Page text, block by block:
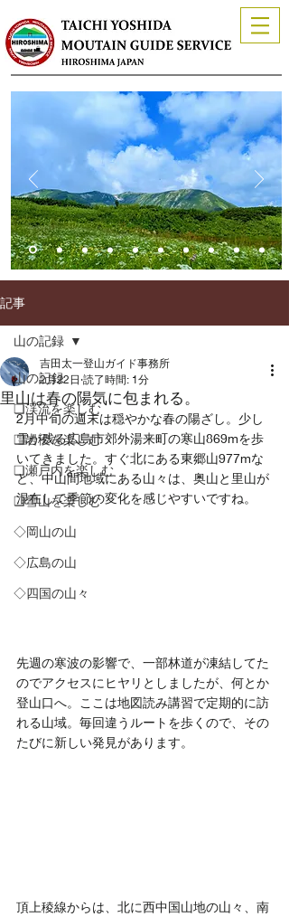
記事
山の記録
❏渓流を楽しむ
❑岩稜を楽しむ
❏瀬戸内を楽しむ
❑雪山を楽しむ
◇岡山の山
◇広島の山
◇四国の山々
山の記録
里山は春の陽気に包まれる。
吉田太一登山ガイド事務所
2月22日 読了時間: 1分
2月中旬の週末は穏やかな春の陽ざし。少し
雪が残る広島市郊外湯来町の寒山869mを歩
いてきました。すぐ北にある東郷山977mな
ど、中山間地域にある山々は、奥山と里山が
混在して季節の変化を感じやすいですね。
先週の寒波の影響で、一部林道が凍結してた
のでアクセスにヒヤリとしましたが、何とか
登山口へ。ここは地図読み講習で定期的に訪
れる山域。毎回違うルートを歩くので、その
たびに新しい発見があります。
頂上稜線からは、北に西中国山地の山々、南